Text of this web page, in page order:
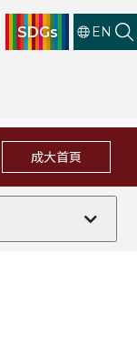
SDGs EN
成大首頁